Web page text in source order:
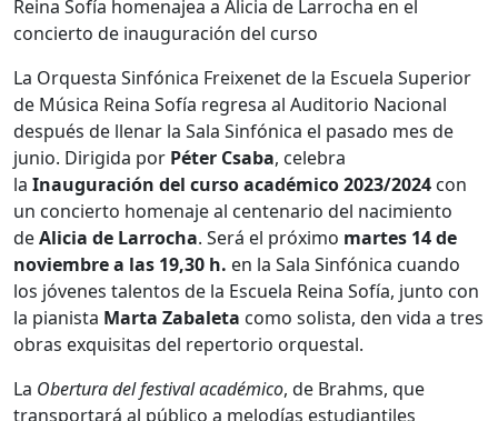
La Orquesta Sinfónica Freixenet de la Escuela Superior
de Música Reina Sofía regresa al Auditorio Nacional
después de llenar la Sala Sinfónica el pasado mes de
junio. Dirigida por Péter Csaba, celebra
la Inauguración del curso académico 2023/2024 con
un concierto homenaje al centenario del nacimiento
deAlicia de Larrocha. Será el próximo martes 14 de
noviembre a las 19,30 h. en la Sala Sinfónica cuando
los jóvenes talentos de la Escuela Reina Sofía, junto con
la pianista Marta Zabaleta como solista, den vida a tres
obras exquisitas del repertorio orquestal.
La Obertura del festival académico, de Brahms, que
transportará al público a melodías estudiantiles